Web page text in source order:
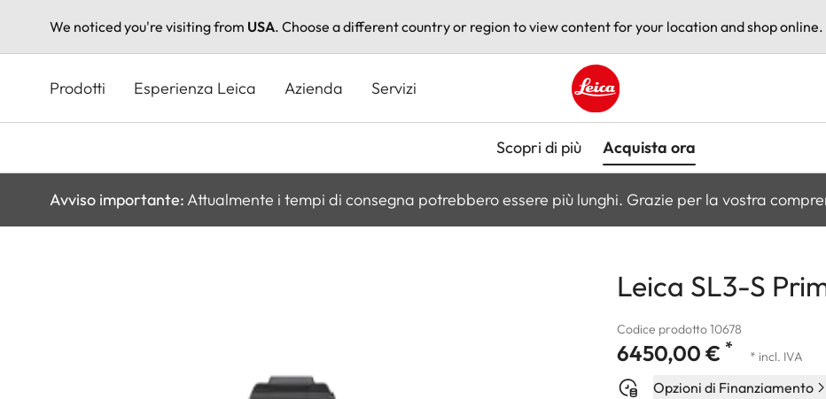
We noticed you're visiting from USA. Choose a different country or region to view content for your location and shop online.
principale
Prodotti Esperienza Leica Azienda Servizi
Leica logo - Home
Scopri di più Acquista ora
Avviso importante: Attualmente i tempi di consegna potrebbero essere più lunghi. Grazie per la vostra
Leica SL3-S
Codice prodotto 10678
6450,00 € * * incl. IVA
Opzioni di Finanziamento